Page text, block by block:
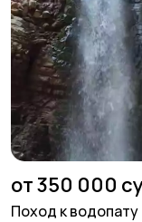
от 350 000
Поход к водопату